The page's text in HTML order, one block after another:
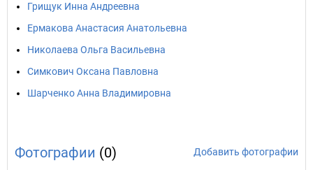
Грищук Инна Андреевна
Ермакова Анастасия Анатольевна
Николаева Ольга Васильевна
Симкович Оксана Павловна
Шарченко Анна Владимировна
Фотографии (0) Добавить фотографии